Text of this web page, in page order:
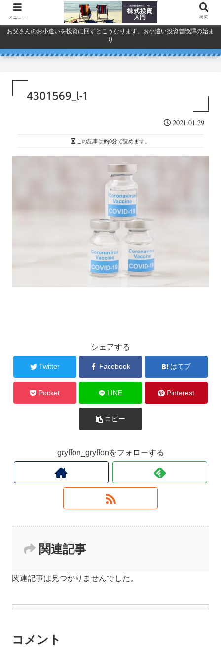
お父さんのお小遣いを投資に回すとこうなります。お小遣い投資冒険譚の始ま
り
4301569_l-1
2021.01.29
この記事は約0分で読めます。
シェアする
Twitter Facebook はてブ
Pocket LINE Pinterest
コピー
gryffon_gryffonをフォローする
関連記事
関連記事は見つかりませんでした。
コメント
メニュー 検索